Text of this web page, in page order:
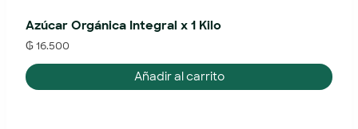
Azúcar Orgánica Integral x 1 Kilo
₲16.500
Añadir al carrito